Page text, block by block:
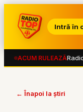
Intră în
ACUM RULEAZĂ
← Înapoi la știri